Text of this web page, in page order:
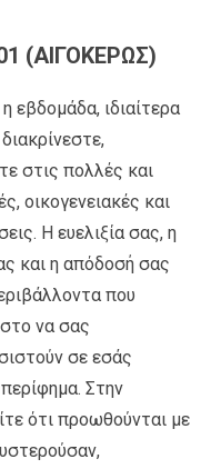
(ΑΙΓΟΚΕΡΩΣ)
εβδομάδα, ιδιαίτερα
στις πολλές και
οικογενειακές και
Η ευελιξία σας, η
και η απόδοσή σας
που
στο να σας
σε εσάς
Στην
ότι προωθούνται με